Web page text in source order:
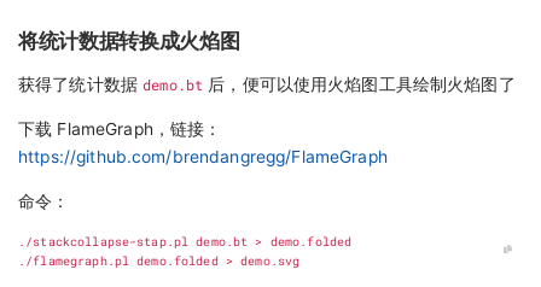
将统计数据转换成火焰图
获得了统计数据demo.bt 后，便可以使用火焰图工具绘制火焰图了
下载 FlameGraph，链接：
https://github.com/brendangregg/FlameGraph
命令：